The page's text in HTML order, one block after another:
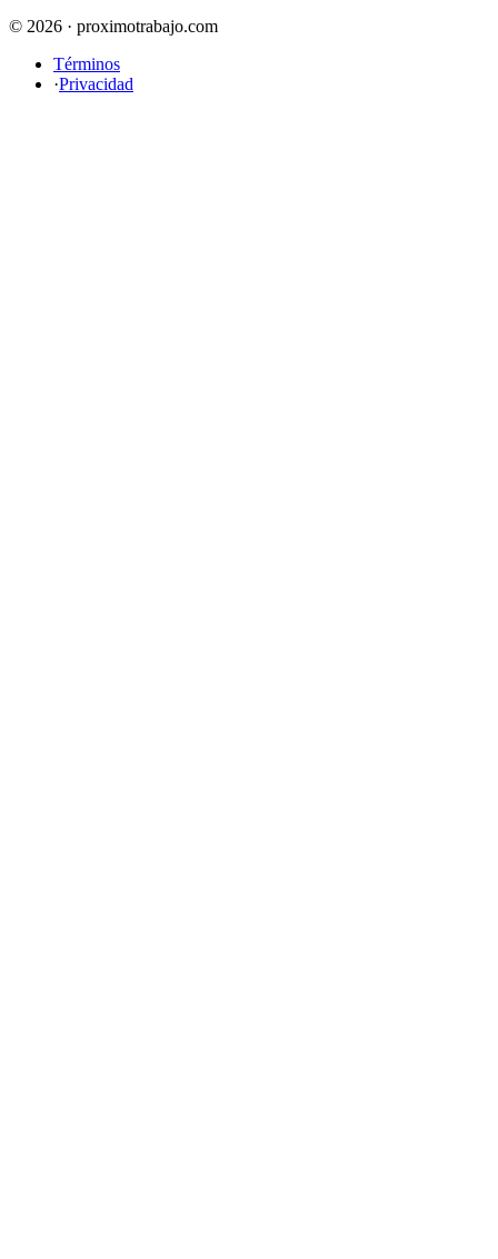
© 2026 · proximotrabajo.com
Términos
·Privacidad